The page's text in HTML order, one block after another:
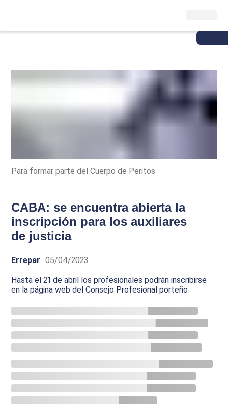
Para formar parte del Cuerpo de Peritos
CABA: se encuentra abierta la
inscripción para los auxiliares
de justicia
Errepar 05/04/2023
Hasta el 21 de abril los profesionales podrán inscribirse
en la página web del Consejo Profesional porteño